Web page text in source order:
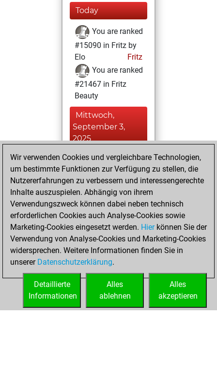
Today
You are ranked
#15090 in Fritz by
Elo
Fritz
You are ranked
#21467 in Fritz
Beauty
Mittwoch,
September 3,
2025
You achieved a
BeautyScore of 2
Fritz
achieved a new Elo
of 1588
Mittwoch, März
12, 2025
You created
your Fritz account
Wir verwenden Cookies und vergleichbare Technologien,
um bestimmte Funktionen zur Verfügung zu stellen, die
Nutzererfahrungen zu verbessern und interessengerechte
Inhalte auszuspielen. Abhängig von ihrem
Verwendungszweck können dabei neben technisch
erforderlichen Cookies auch Analyse-Cookies sowie
Marketing-Cookies eingesetzt werden. Hierkönnen Sie der
Verwendung von Analyse-Cookies und Marketing-Cookies
widersprechen. Weitere Informationen finden Sie in
unserer Datenschutzerklärung.
Alles
akzeptieren
Alles
ablehnen
Detaillierte
Informationen